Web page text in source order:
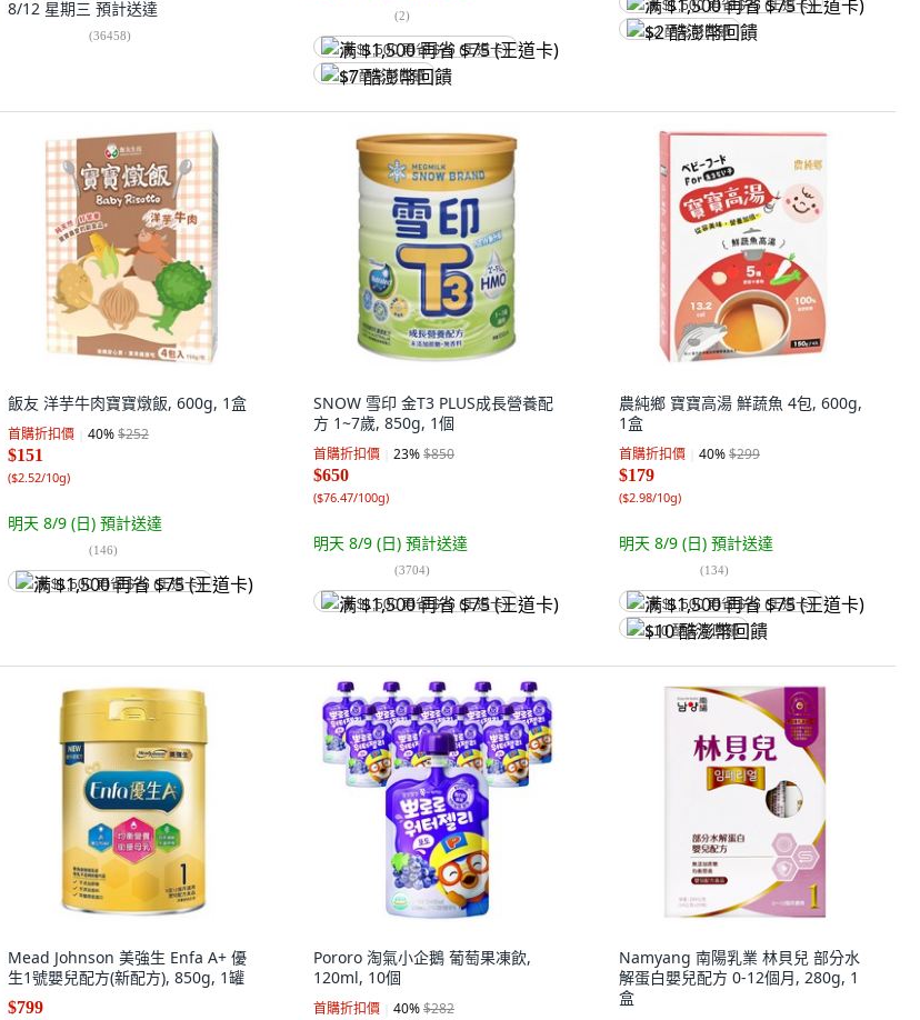
8/12 星期三 預計送達
(36458)
(2)
满 $1,500 再省 $75 (王道卡)
$7 酷澎幣回饋
满 $1,500 再省 $75 (王道卡)
$2 酷澎幣回饋
飯友 洋芋牛肉寶寶燉飯, 600g, 1盒
首購折扣價 40%$252
$151
($2.52/10g)
明天 8/9 (日) 預計送達
(146)
满 $1,500 再省 $75 (王道卡)
SNOW 雪印 金T3 PLUS成長營養配
方 1~7歲, 850g, 1個
首購折扣價 23%$850
$650
($76.47/100g)
明天 8/9 (日) 預計送達
(3704)
满 $1,500 再省 $75 (王道卡)
農純鄉 寶寶高湯 鮮蔬魚 4包, 600g,
1盒
首購折扣價 40%$299
$179
($2.98/10g)
明天 8/9 (日) 預計送達
(134)
满 $1,500 再省 $75 (王道卡)
$10 酷澎幣回饋
Mead Johnson 美強生 Enfa A+ 優
生1號嬰兒配方(新配方), 850g, 1罐
$799
Pororo 淘氣小企鵝 葡萄果凍飲,
120ml, 10個
首購折扣價 40%$282
Namyang 南陽乳業 林貝兒 部分水
解蛋白嬰兒配方 0-12個月, 280g, 1
盒